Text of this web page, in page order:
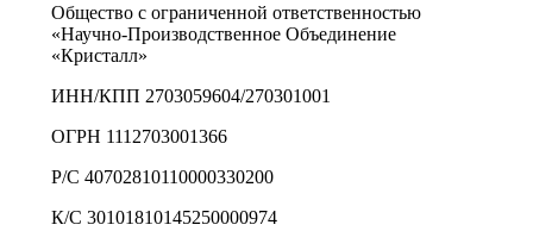
Общество с ограниченной ответственностью
«Научно-Производственное Объединение
«Кристалл»
ИНН/КПП 2703059604/270301001
ОГРН 1112703001366
Р/С 40702810110000330200
К/С 30101810145250000974